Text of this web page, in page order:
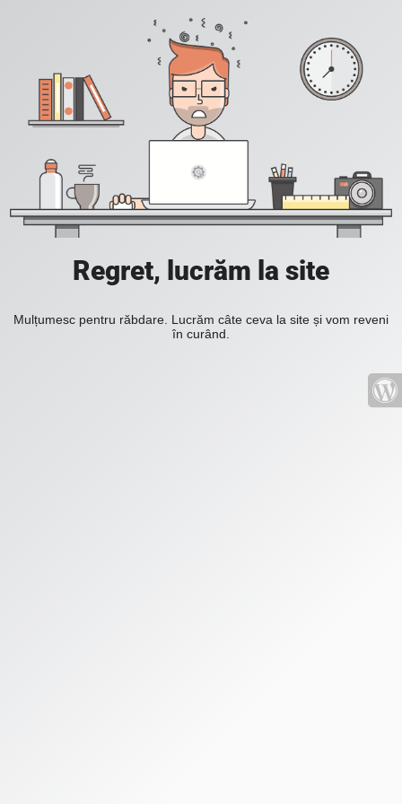
Regret, lucrăm la site
Mulțumesc pentru răbdare. Lucrăm câte ceva la site și vom reveni
în curând.